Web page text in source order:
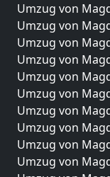
Umzug von
Umzug von
Umzug von
Umzug von
Umzug von
Umzug von
Umzug von
Umzug von
Umzug von
Umzug von